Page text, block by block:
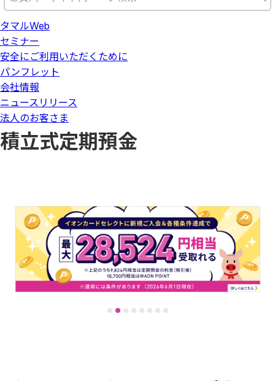
タマルWeb
セミナー
安全にご利用いただくために
パンフレット
会社情報
ニュースリリース
法人のお客さま
積立式定期預金